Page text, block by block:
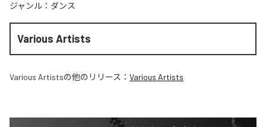
ジャンル： ダンス
Various Artists
Various Artistsの他のリリース： Various Artists